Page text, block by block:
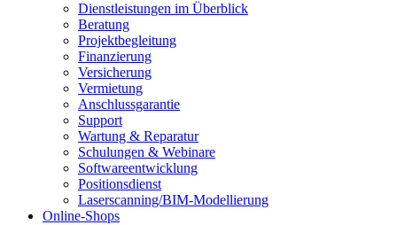
Dienstleistungen im Überblick
Beratung
Projektbegleitung
Finanzierung
Versicherung
Vermietung
Anschlussgarantie
Support
Wartung & Reparatur
Schulungen & Webinare
Softwareentwicklung
Positionsdienst
Laserscanning/BIM-Modellierung
Online-Shops